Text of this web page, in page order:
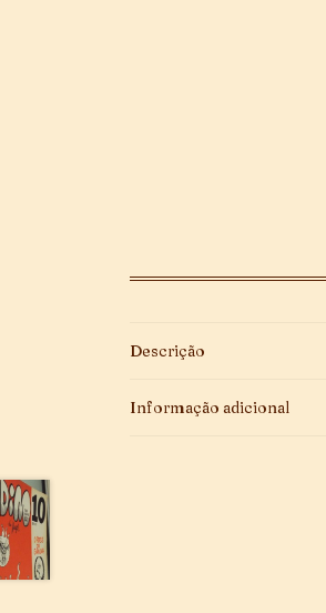
Descrição
Informação adicional